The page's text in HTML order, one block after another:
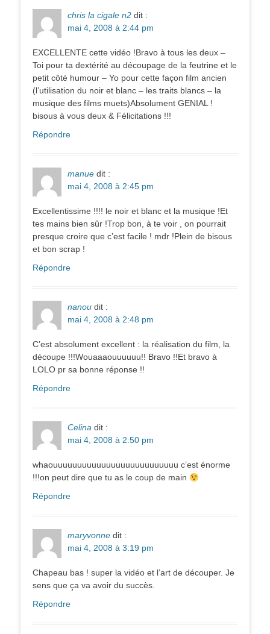
chris la cigale n2 dit :
mai 4, 2008 à 2:44 pm
EXCELLENTE cette vidéo !Bravo à tous les deux –
Toi pour ta dextérité au découpage de la feutrine et le
petit côté humour – Yo pour cette façon film ancien
(l’utilisation du noir et blanc – les traits blancs – la
musique des films muets)Absolument GENIAL !
bisous à vous deux & Félicitations !!!
Répondre
manue dit :
mai 4, 2008 à 2:45 pm
Excellentissime !!!! le noir et blanc et la musique !Et
tes mains bien sûr !Trop bon, à te voir , on pourrait
presque croire que c’est facile ! mdr !Plein de bisous
et bon scrap !
Répondre
nanou dit :
mai 4, 2008 à 2:48 pm
C’est absolument excellent : la réalisation du film, la
découpe !!!Wouaaaouuuuuu!! Bravo !!Et bravo à
LOLO pr sa bonne réponse !!
Répondre
Celina dit :
mai 4, 2008 à 2:50 pm
whaouuuuuuuuuuuuuuuuuuuuuuuuuu c’est énorme
!!!on peut dire que tu as le coup de main
Répondre
maryvonne dit :
mai 4, 2008 à 3:19 pm
Chapeau bas ! super la vidéo et l’art de découper. Je
sens que ça va avoir du succès.
Répondre